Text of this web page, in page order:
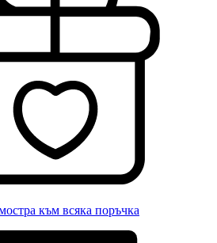
към всяка поръчка